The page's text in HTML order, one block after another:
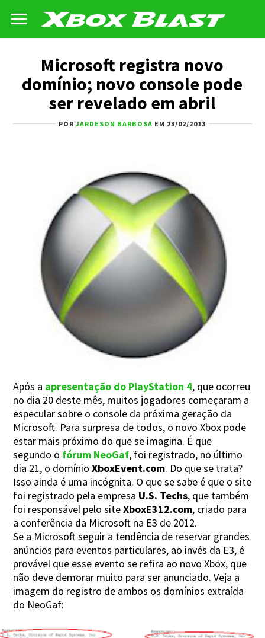
Microsoft registra novo
domínio; novo console pode
ser revelado em abril
PORJARDESON BARBOSA EM 23/02/2013
Após a apresentação do PlayStation 4, que ocorreu
no dia 20 deste mês, muitos jogadores começaram a
especular sobre o console da próxima geração da
Microsoft. Para surpresa de todos, o novo Xbox pode
estar mais próximo do que se imagina. É que
segundo o fórum NeoGaf, foi registrado, no último
dia 21, o domínioXboxEvent.com. Do que se trata?
Isso ainda é uma incógnita. O que se sabe é que o site
foi registrado pela empresa U.S. Techs, que também
foi responsável pelo siteXboxE312.com, criado para
a conferência da Microsoft na E3 de 2012.
Se a Microsoft seguir a tendência de reservar grandes
anúncios para eventos particulares, ao invés da E3, é
provável que esse evento se refira ao novo Xbox, que
não deve demorar muito para ser anunciado. Veja a
imagem do registro de ambos os domínios extraída
do NeoGaf: